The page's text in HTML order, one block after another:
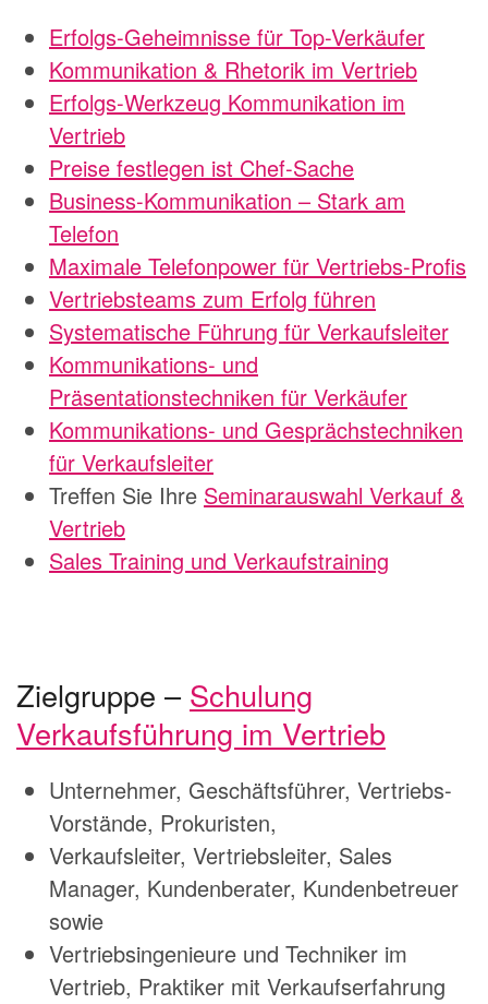
Erfolgs-Geheimnisse für Top-Verkäufer
Kommunikation & Rhetorik im Vertrieb
Erfolgs-Werkzeug Kommunikation im
Vertrieb
Preise festlegen ist Chef-Sache
Business-Kommunikation – Stark am
Telefon
Maximale Telefonpower für Vertriebs-Profis
Vertriebsteams zum Erfolg führen
Systematische Führung für Verkaufsleiter
Kommunikations- und
Präsentationstechniken für Verkäufer
Kommunikations- und Gesprächstechniken
für Verkaufsleiter
Treffen Sie Ihre Seminarauswahl Verkauf &
Vertrieb
Sales Training und Verkaufstraining
Zielgruppe – Schulung
Verkaufsführung im Vertrieb
Unternehmer, Geschäftsführer, Vertriebs-
Vorstände, Prokuristen,
Verkaufsleiter, Vertriebsleiter, Sales
Manager, Kundenberater, Kundenbetreuer
sowie
Vertriebsingenieure und Techniker im
Vertrieb, Praktiker mit Verkaufserfahrung